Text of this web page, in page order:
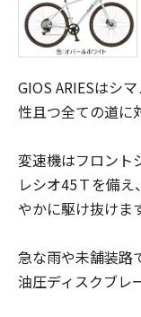
GIOS ARIESはシ
性且つ全ての道に
変速機はフロント
レシオ45Ｔを備
やかに駆け抜けま
急な雨や未舗装路
油圧ディスクブレ